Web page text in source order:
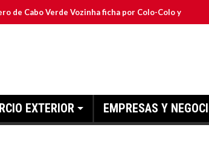
Verde Vozinha ficha por Colo-Colo y JETOUR
EXTERIOR EMPRESAS Y